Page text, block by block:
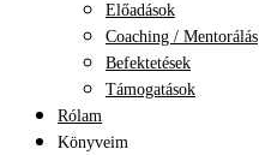
Előadások
Coaching / Mentorálás
Befektetések
Támogatások
Rólam
Könyveim